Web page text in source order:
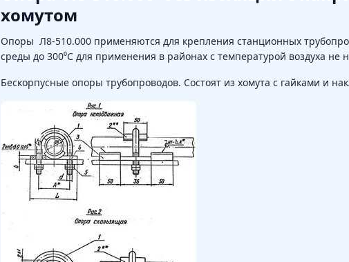
хомутом
Опоры Л8-510.000 применяются для крепления станционных
среды до 300⁰C для применения в районах с температурой воздуха не
Бескорпусные опоры трубопроводов. Состоят из хомута с гайками и